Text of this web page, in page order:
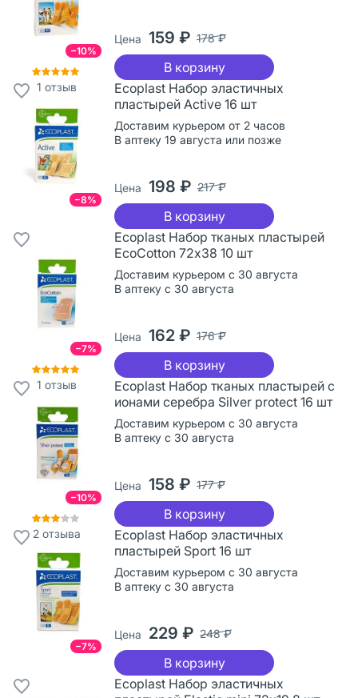
−10%
1 отзыв
Цена 159 ₽ 178 ₽
В корзину
−8%
Ecoplast Набор эластичных
пластырей Active 16 шт
Доставим курьером от 2 часов
В аптеку 19 августа или позже
Цена 198 ₽ 217 ₽
В корзину
−7%
1 отзыв
Ecoplast Набор тканых пластырей
EcoCotton 72х38 10 шт
Доставим курьером с 30 августа
В аптеку с 30 августа
Цена 162 ₽ 176 ₽
В корзину
−10%
2 отзыва
Ecoplast Набор тканых пластырей с
ионами серебра Silver protect 16 шт
Доставим курьером с 30 августа
В аптеку с 30 августа
Цена 158 ₽ 177 ₽
В корзину
−7%
Ecoplast Набор эластичных
пластырей Sport 16 шт
Доставим курьером с 30 августа
В аптеку с 30 августа
Цена 229 ₽ 248 ₽
В корзину
Ecoplast Набор эластичных